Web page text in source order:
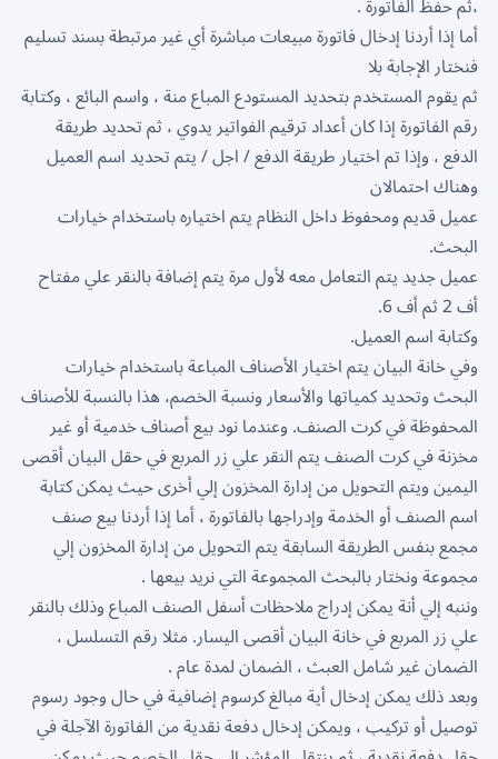
أما إذا أردنا إدخال فاتورة مبيعات مباشرة أي غير مرتبطة بسند تسليم
فنختار الإجابة بلا
ثم يقوم المستخدم بتحديد المستودع المباع منة ، واسم البائع ، وكتابة
رقم الفاتورة إذا كان أعداد ترقيم الفواتير يدوي ، ثم تحديد طريقة
الدفع ، وإذا تم اختيار طريقة الدفع / اجل / يتم تحديد اسم العميل
وهناك احتمالان
عميل قديم ومحفوظ داخل النظام يتم اختياره باستخدام خيارات
البحث.
عميل جديد يتم التعامل معه لأول مرة يتم إضافة بالنقر علي مفتاح
أف 2 ثم أف 6.
وكتابة اسم العميل.
وفي خانة البيان يتم اختيار الأصناف المباعة باستخدام خيارات
البحث وتحديد كمياتها والأسعار ونسبة الخصم، هذا بالنسبة للأصناف
المحفوظة في كرت الصنف. وعندما نود بيع أصناف خدمية أو غير
مخزنة في كرت الصنف يتم النقر علي زر المربع في حقل البيان أقصى
اليمين ويتم التحويل من إدارة المخزون إلي أخرى حيث يمكن كتابة
اسم الصنف أو الخدمة وإدراجها بالفاتورة ، أما إذا أردنا بيع صنف
مجمع بنفس الطريقة السابقة يتم التحويل من إدارة المخزون إلي
مجموعة ونختار بالبحث المجموعة التي نريد بيعها .
وننبه إلي أنة يمكن إدراج ملاحظات أسفل الصنف المباع وذلك بالنقر
علي زر المربع في خانة البيان أقصى اليسار. مثلا رقم التسلسل ،
الضمان غير شامل العبث ، الضمان لمدة عام .
وبعد ذلك يمكن إدخال أية مبالغ كرسوم إضافية في حال وجود رسوم
توصيل أو تركيب ، ويمكن إدخال دفعة نقدية من الفاتورة الآجلة في